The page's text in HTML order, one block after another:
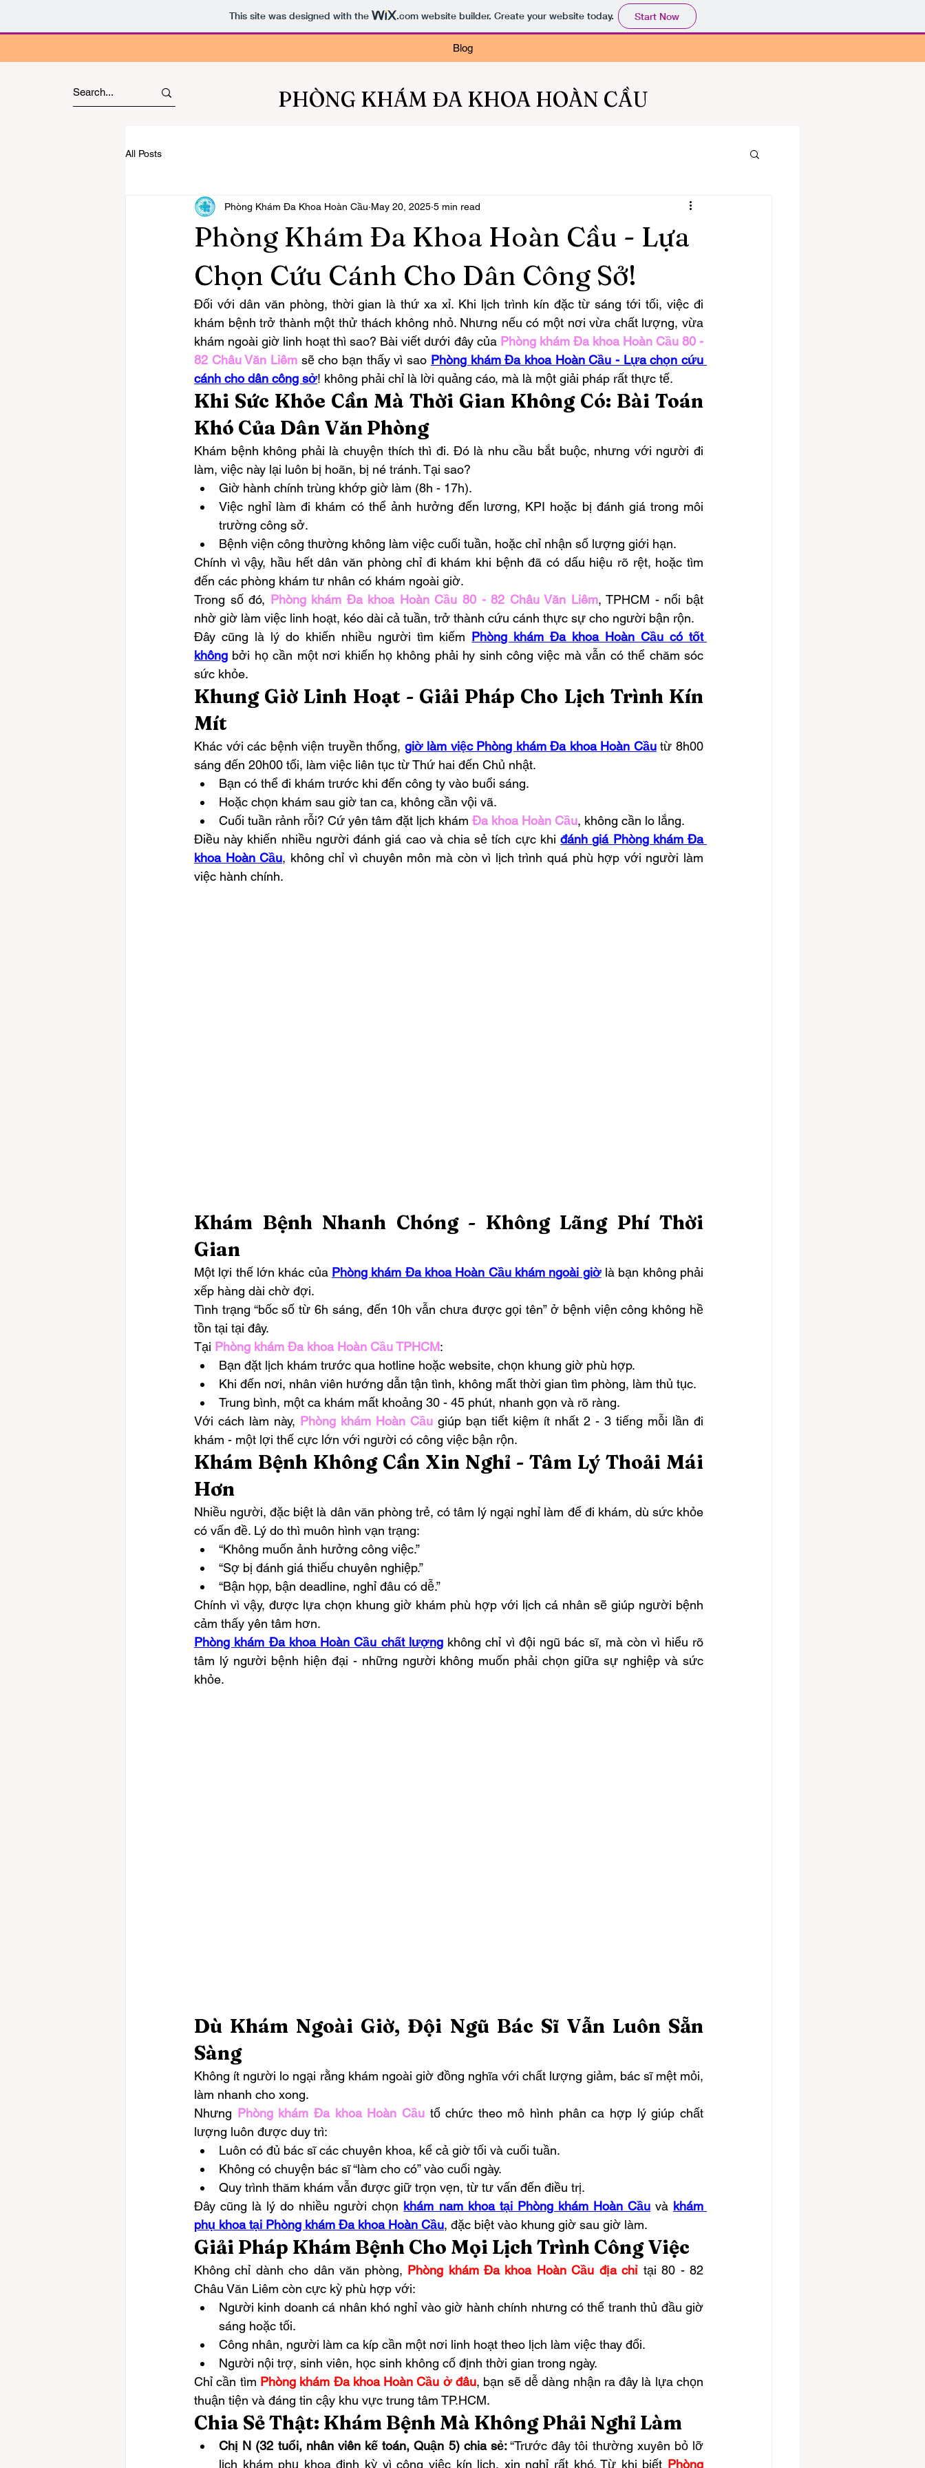
This site was designed with the .comwebsite builder. Create your website today. Start Now
Blog
PHÒNG KHÁM ĐA KHOA HOÀN CẦU
All Posts
Phòng Khám Đa Khoa Hoàn Cầu - Lựa
Chọn Cứu Cánh Cho Dân Công Sở!
Phòng Khám Đa Khoa Hoàn Cầu May 20, 2025 5 min read
Đối với dân văn phòng, thời gian là thứ xa xỉ. Khi lịch trình kín đặc từ sáng tới tối, việc đi
khám bệnh trở thành một thử thách không nhỏ. Nhưng nếu có một nơi vừa chất lượng, vừa
khám ngoài giờ linh hoạt thì sao? Bài viết dưới đây của Phòng khám Đa khoa Hoàn Cầu 80 -
82 Châu Văn Liêm sẽ cho bạn thấy vì sao Phòng khám Đa khoa Hoàn Cầu - Lựa chọn cứu
cánh cho dân công sở! không phải chỉ là lời quảng cáo, mà là một giải pháp rất thực tế.
Khi Sức Khỏe Cần Mà Thời Gian Không Có: Bài Toán
Khó Của Dân Văn Phòng
Khám bệnh không phải là chuyện thích thì đi. Đó là nhu cầu bắt buộc, nhưng với người đi
làm, việc này lại luôn bị hoãn, bị né tránh. Tại sao?
Giờ hành chính trùng khớp giờ làm (8h - 17h).
Việc nghỉ làm đi khám có thể ảnh hưởng đến lương, KPI hoặc bị đánh giá trong môi
trường công sở.
Bệnh viện công thường không làm việc cuối tuần, hoặc chỉ nhận số lượng giới hạn.
Chính vì vậy, hầu hết dân văn phòng chỉ đi khám khi bệnh đã có dấu hiệu rõ rệt, hoặc tìm
đến các phòng khám tư nhân có khám ngoài giờ.
Trong số đó, Phòng khám Đa khoa Hoàn Cầu 80 - 82 Châu Văn Liêm, TPHCM - nổi bật
nhờ giờ làm việc linh hoạt, kéo dài cả tuần, trở thành cứu cánh thực sự cho người bận rộn.
Đây cũng là lý do khiến nhiều người tìm kiếm Phòng khám Đa khoa Hoàn Cầu có tốt
không bởi họ cần một nơi khiến họ không phải hy sinh công việc mà vẫn có thể chăm sóc
sức khỏe.
Khung Giờ Linh Hoạt - Giải Pháp Cho Lịch Trình Kín
Mít
Khác với các bệnh viện truyền thống, giờ làm việc Phòng khám Đa khoa Hoàn Cầu từ 8h00
sáng đến 20h00 tối, làm việc liên tục từ Thứ hai đến Chủ nhật.
Bạn có thể đi khám trước khi đến công ty vào buổi sáng.
Hoặc chọn khám sau giờ tan ca, không cần vội vã.
Cuối tuần rảnh rỗi? Cứ yên tâm đặt lịch khám Đa khoa Hoàn Cầu, không cần lo lắng.
Điều này khiến nhiều người đánh giá cao và chia sẻ tích cực khi đánh giá Phòng khám Đa
khoa Hoàn Cầu, không chỉ vì chuyên môn mà còn vì lịch trình quá phù hợp với người làm
việc hành chính.
Khám Bệnh Nhanh Chóng - Không Lãng Phí Thời
Gian
Một lợi thế lớn khác của Phòng khám Đa khoa Hoàn Cầu khám ngoài giờ là bạn không phải
xếp hàng dài chờ đợi.
Tình trạng “bốc số từ 6h sáng, đến 10h vẫn chưa được gọi tên” ở bệnh viện công không hề
tồn tại tại đây.
Tại Phòng khám Đa khoa Hoàn Cầu TPHCM:
Bạn đặt lịch khám trước qua hotline hoặc website, chọn khung giờ phù hợp.
Khi đến nơi, nhân viên hướng dẫn tận tình, không mất thời gian tìm phòng, làm thủ tục.
Trung bình, một ca khám mất khoảng 30 - 45 phút, nhanh gọn và rõ ràng.
Với cách làm này, Phòng khám Hoàn Cầu giúp bạn tiết kiệm ít nhất 2 - 3 tiếng mỗi lần đi
khám - một lợi thế cực lớn với người có công việc bận rộn.
Khám Bệnh Không Cần Xin Nghỉ - Tâm Lý Thoải Mái
Hơn
Nhiều người, đặc biệt là dân văn phòng trẻ, có tâm lý ngại nghỉ làm để đi khám, dù sức khỏe
có vấn đề. Lý do thì muôn hình vạn trạng:
“Không muốn ảnh hưởng công việc.”
“Sợ bị đánh giá thiếu chuyên nghiệp.”
“Bận họp, bận deadline, nghỉ đâu có dễ.”
Chính vì vậy, được lựa chọn khung giờ khám phù hợp với lịch cá nhân sẽ giúp người bệnh
cảm thấy yên tâm hơn.
Phòng khám Đa khoa Hoàn Cầu chất lượng không chỉ vì đội ngũ bác sĩ, mà còn vì hiểu rõ
tâm lý người bệnh hiện đại - những người không muốn phải chọn giữa sự nghiệp và sức
khỏe.
Dù Khám Ngoài Giờ, Đội Ngũ Bác Sĩ Vẫn Luôn Sẵn
Sàng
Không ít người lo ngại rằng khám ngoài giờ đồng nghĩa với chất lượng giảm, bác sĩ mệt mỏi,
làm nhanh cho xong.
Nhưng Phòng khám Đa khoa Hoàn Cầu tổ chức theo mô hình phân ca hợp lý giúp chất
lượng luôn được duy trì:
Luôn có đủ bác sĩ các chuyên khoa, kể cả giờ tối và cuối tuần.
Không có chuyện bác sĩ “làm cho có” vào cuối ngày.
Quy trình thăm khám vẫn được giữ trọn vẹn, từ tư vấn đến điều trị.
Đây cũng là lý do nhiều người chọn khám nam khoa tại Phòng khám Hoàn Cầu và khám
phụ khoa tại Phòng khám Đa khoa Hoàn Cầu, đặc biệt vào khung giờ sau giờ làm.
Giải Pháp Khám Bệnh Cho Mọi Lịch Trình Công Việc
Không chỉ dành cho dân văn phòng, Phòng khám Đa khoa Hoàn Cầu địa chỉ tại 80 - 82
Châu Văn Liêm còn cực kỳ phù hợp với:
Người kinh doanh cá nhân khó nghỉ vào giờ hành chính nhưng có thể tranh thủ đầu giờ
sáng hoặc tối.
Công nhân, người làm ca kíp cần một nơi linh hoạt theo lịch làm việc thay đổi.
Người nội trợ, sinh viên, học sinh không cố định thời gian trong ngày.
Chỉ cần tìm Phòng khám Đa khoa Hoàn Cầu ở đâu, bạn sẽ dễ dàng nhận ra đây là lựa chọn
thuận tiện và đáng tin cậy khu vực trung tâm TP.HCM.
Chia Sẻ Thật: Khám Bệnh Mà Không Phải Nghỉ Làm
Chị N (32 tuổi, nhân viên kế toán, Quận 5) chia sẻ: “Trước đây tôi thường xuyên bỏ lỡ
lịch khám phụ khoa định kỳ vì công việc kín lịch, xin nghỉ rất khó. Từ khi biết Phòng